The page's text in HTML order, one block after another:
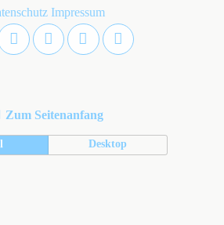
Impressum
Zum Seitenanfang
Desktop